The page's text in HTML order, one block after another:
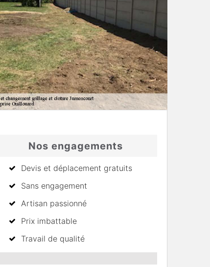
Nos engagements
Devis et déplacement gratuits
Sans engagement
Artisan passionné
Prix imbattable
Travail de qualité